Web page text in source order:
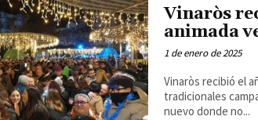
Vinaròs
animada
1 de enero de 2025
Vinaròs recibió el
tradicionales
nuevo donde no...